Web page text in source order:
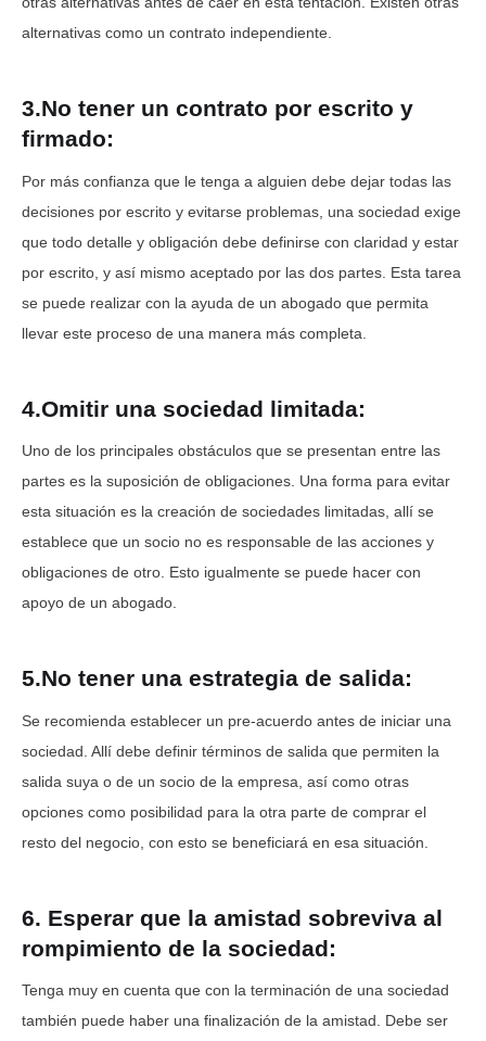
alternativas como un contrato independiente.
3.No tener un contrato por escrito y
firmado:
Por más confianza que le tenga a alguien debe dejar todas las
decisiones por escrito y evitarse problemas, una sociedad exige
que todo detalle y obligación debe definirse con claridad y estar
por escrito, y así mismo aceptado por las dos partes. Esta tarea
se puede realizar con la ayuda de un abogado que permita
llevar este proceso de una manera más completa.
4.Omitir una sociedad limitada:
Uno de los principales obstáculos que se presentan entre las
partes es la suposición de obligaciones. Una forma para evitar
esta situación es la creación de sociedades limitadas, allí se
establece que un socio no es responsable de las acciones y
obligaciones de otro. Esto igualmente se puede hacer con
apoyo de un abogado.
5.No tener una estrategia de salida:
Se recomienda establecer un pre-acuerdo antes de iniciar una
sociedad. Allí debe definir términos de salida que permiten la
salida suya o de un socio de la empresa, así como otras
opciones como posibilidad para la otra parte de comprar el
resto del negocio, con esto se beneficiará en esa situación.
6. Esperar que la amistad sobreviva al
rompimiento de la sociedad:
Tenga muy en cuenta que con la terminación de una sociedad
también puede haber una finalización de la amistad. Debe ser